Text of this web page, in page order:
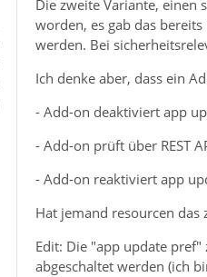
Die zweite Variante,
worden, es gab das
werden. Bei
Ich denke aber, dass ein
- Add-on deaktiviert app
- Add-on prüft über REST
- Add-on reaktiviert app
Hat jemand resourcen das
Edit: Die "app update
abgeschaltet werden (ich